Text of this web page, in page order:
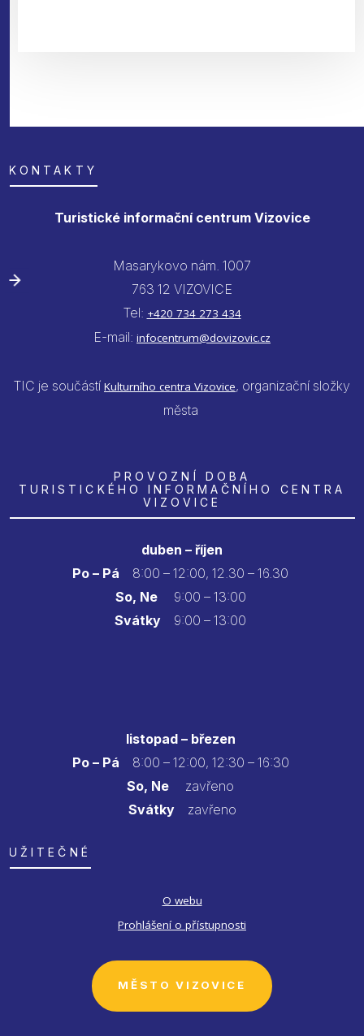
KONTAKTY
Turistické informační centrum Vizovice
Masarykovo nám. 1007
763 12 VIZOVICE
Tel: +420 734 273 434
E-mail: infocentrum@dovizovic.cz
TIC je součástí Kulturního centra Vizovice, organizační složky
města
PROVOZNÍ DOBA
TURISTICKÉHO INFORMAČNÍHO CENTRA
VIZOVICE
duben – říjen
Po – Pá
8:00 – 12:00, 12.30 – 16.30
So, Ne9:00 – 13:00
Svátky 9:00 – 13:00
listopad – březen
Po – Pá 8:00 – 12:00, 12:30 – 16:30
So, Ne zavřeno
Svátkyzavřeno
UŽITEČNÉ
O webu
Prohlášení o přístupnosti
MĚSTO VIZOVICE